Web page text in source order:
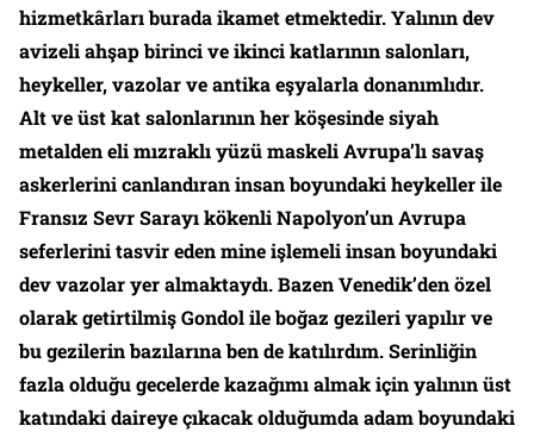
hizmetkârları burada ikamet etmektedir. Yalının dev
avizeli ahşap birinci ve ikinci katlarının salonları,
heykeller, vazolar ve antika eşyalarla donanımlıdır.
Alt ve üst kat salonlarının her köşesinde siyah
metalden eli mızraklı yüzü maskeli Avrupa’lı savaş
askerlerini canlandıran insan boyundaki heykeller ile
Fransız Sevr Sarayı kökenli Napolyon’un Avrupa
seferlerini tasvir eden mine işlemeli insan boyundaki
dev vazolar yer almaktaydı.Bazen Venedik’den özel
olarak getirtilmiş Gondol ile boğaz gezileri yapılır ve
bu gezilerin bazılarına ben de katılırdım. Serinliğin
fazla olduğu gecelerde kazağımı almak için yalının üst
katındaki daireye çıkacak olduğumda adam boyundaki